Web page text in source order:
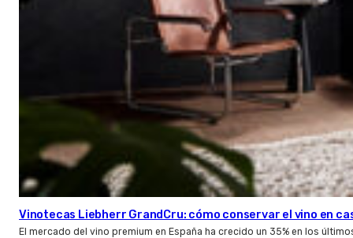
Vinotecas Liebherr GrandCru: cómo conservar el vino en
El mercado del vino premium en España ha crecido un 35% en los